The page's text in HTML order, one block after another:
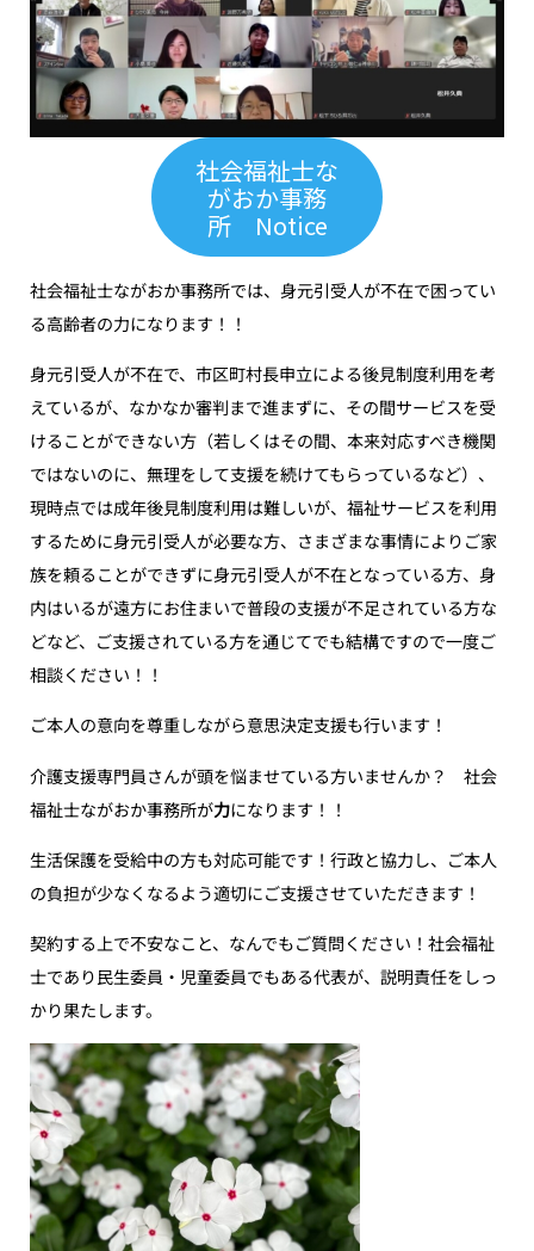
社会福祉士な
がおか事務
所 Notice
社会福祉士ながおか事務所では、身元引受人が不在で困ってい
る高齢者の力になります！！
身元引受人が不在で、市区町村長申立による後見制度利用を考
えているが、なかなか審判まで進まずに、その間サービスを受
けることができない方（若しくはその間、本来対応すべき機関
ではないのに、無理をして支援を続けてもらっているなど）、
現時点では成年後見制度利用は難しいが、福祉サービスを利用
するために身元引受人が必要な方、さまざまな事情によりご家
族を頼ることができずに身元引受人が不在となっている方、身
内はいるが遠方にお住まいで普段の支援が不足されている方な
どなど、ご支援されている方を通じてでも結構ですので一度ご
相談ください！！
ご本人の意向を尊重しながら意思決定支援も行います！
介護支援専門員さんが頭を悩ませている方いませんか？ 社会
福祉士ながおか事務所が力になります！！
生活保護を受給中の方も対応可能です！行政と協力し、ご本人
の負担が少なくなるよう適切にご支援させていただきます！
契約する上で不安なこと、なんでもご質問ください！社会福祉
士であり民生委員・児童委員でもある代表が、説明責任をしっ
かり果たします。